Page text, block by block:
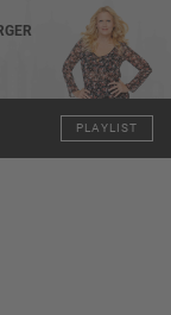
PLAYLIST